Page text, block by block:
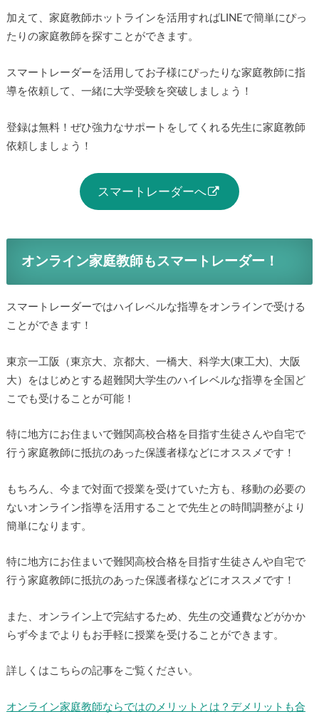
加えて、家庭教師ホットラインを活用すればLINEで簡単にぴっ
たりの家庭教師を探すことができます。
スマートレーダーを活用してお子様にぴったりな家庭教師に指
導を依頼して、一緒に大学受験を突破しましょう！
登録は無料！ぜひ強力なサポートをしてくれる先生に家庭教師
依頼しましょう！
スマートレーダーへ
オンライン家庭教師もスマートレーダー！
スマートレーダーではハイレベルな指導をオンラインで受ける
ことができます！
東京一工阪（東京大、京都大、一橋大、科学大(東工大)、大阪
大）をはじめとする超難関大学生のハイレベルな指導を全国ど
こでも受けることが可能！
特に地方にお住まいで難関高校合格を目指す生徒さんや自宅で
行う家庭教師に抵抗のあった保護者様などにオススメです！
もちろん、今まで対面で授業を受けていた方も、移動の必要の
ないオンライン指導を活用することで先生との時間調整がより
簡単になります。
特に地方にお住まいで難関高校合格を目指す生徒さんや自宅で
行う家庭教師に抵抗のあった保護者様などにオススメです！
また、オンライン上で完結するため、先生の交通費などがかか
らず今までよりもお手軽に授業を受けることができます。
詳しくはこちらの記事をご覧ください。
オンライン家庭教師ならではのメリットとは？デメリットも合